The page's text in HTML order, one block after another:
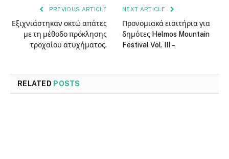
PREVIOUS ARTICLE
Εξιχνιάστηκαν οκτώ απάτες
με τη μέθοδο πρόκλησης
τροχαίου ατυχήματος.
NEXT ARTICLE
Προνομιακά εισιτήρια για
δημότες Helmos Mountain
Festival Vol. III –
RELATED POSTS